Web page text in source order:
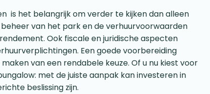
is het belangrijk om verder te kijken dan alleen
van het park en de verhuurvoorwaarden
Ook fiscale en juridische aspecten
Een goede voorbereiding
van een rendabele keuze. Of u nu kiest voor
met de juiste aanpak kan investeren in
beslissing zijn.